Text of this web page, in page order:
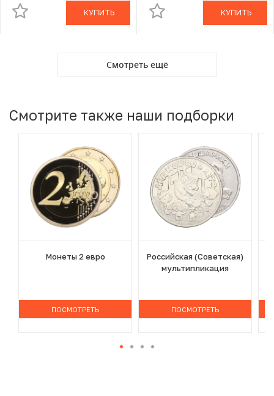
КУПИТЬ КУПИТЬ
Смотреть ещё
Смотрите также наши подборки
Монеты 2 евро
ПОСМОТРЕТЬ
Российская (Советская)
мультипликация
ПОСМОТРЕТЬ